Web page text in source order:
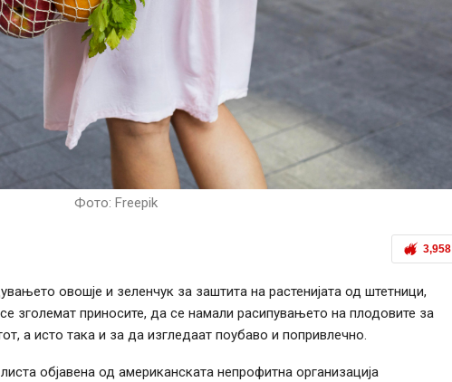
Фото: Freepik
3,958
овошје и зеленчук за заштита на растенијата од штетници,
зголемат приносите, да се намали расипувањето на плодовите за
а исто така и за да изгледаат поубаво и попривлечно.
објавена од американската непрофитна организација